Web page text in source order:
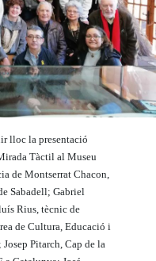
lloc la presentació
Tàctil al Museu
de Montserrat Chacon,
Sabadell; Gabriel
Rius, tècnic de
de Cultura, Educació i
Pitarch, Cap de la